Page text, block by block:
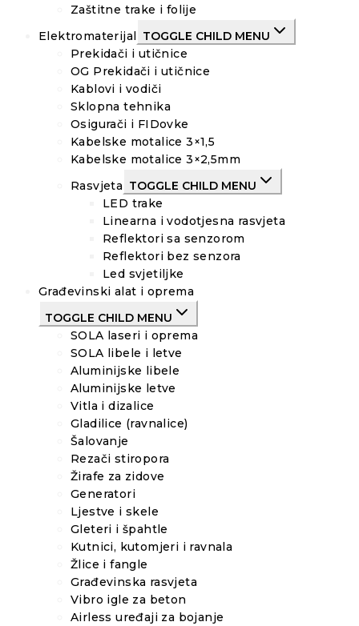
Zaštitne trake i folije
Elektromaterijal TOGGLE CHILD MENU
Prekidači i utičnice
OG Prekidači i utičnice
Kablovi i vodiči
Sklopna tehnika
Osigurači i FIDovke
Kabelske motalice 3×1,5
Kabelske motalice 3×2,5mm
Rasvjeta TOGGLE CHILD MENU
LED trake
Linearna i vodotjesna rasvjeta
Reflektori sa senzorom
Reflektori bez senzora
Led svjetiljke
Građevinski alat i oprema
TOGGLE CHILD MENU
SOLA laseri i oprema
SOLA libele i letve
Aluminijske libele
Aluminijske letve
Vitla i dizalice
Gladilice (ravnalice)
Šalovanje
Rezači stiropora
Žirafe za zidove
Generatori
Ljestve i skele
Gleteri i špahtle
Kutnici, kutomjeri i ravnala
Žlice i fangle
Građevinska rasvjeta
Vibro igle za beton
Airless uređaji za bojanje